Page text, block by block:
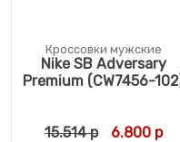
Кроссовки мужские
Nike SB Adversary
Premium (CW7456-
15.514р 6.800р